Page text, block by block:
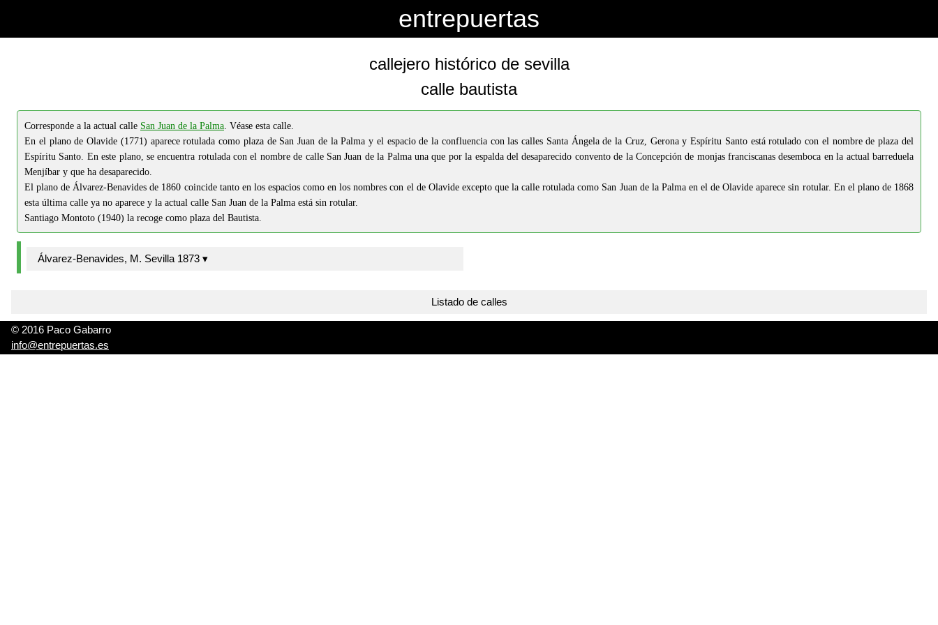
entrepuertas
callejero histórico de sevilla
calle bautista
Corresponde a la actual calle San Juan de la Palma. Véase esta calle.
En el plano de Olavide (1771) aparece rotulada como plaza de San Juan de la Palma y el espacio de la confluencia con las calles Santa Ángela de la Cruz, Gerona y Espíritu Santo está rotulado con el nombre de plaza del
Espíritu Santo. En este plano, se encuentra rotulada con el nombre de calle San Juan de la Palma una que por la espalda del desaparecido convento de la Concepción de monjas franciscanas desemboca en la actual barreduela
Menjíbar y que ha desaparecido.
El plano de Álvarez-Benavides de 1860 coincide tanto en los espacios como en los nombres con el de Olavide excepto que la calle rotulada como San Juan de la Palma en el de Olavide aparece sin rotular. En el plano de 1868
esta última calle ya no aparece y la actual calle San Juan de la Palma está sin rotular.
Santiago Montoto (1940) la recoge como plaza del Bautista.
Álvarez-Benavides, M. Sevilla 1873 ▾
Listado de calles
© 2016 Paco Gabarro
info@entrepuertas.es